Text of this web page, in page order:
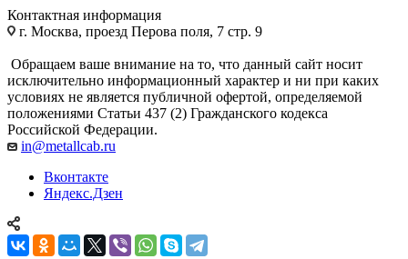
Контактная информация
г. Москва, проезд Перова поля, 7 стр. 9
Обращаем ваше внимание на то, что данный сайт носит
исключительно информационный характер и ни при каких
условиях не является публичной офертой, определяемой
положениями Статьи 437 (2) Гражданского кодекса
Российской Федерации.
in@metallcab.ru
Вконтакте
Яндекс.Дзен